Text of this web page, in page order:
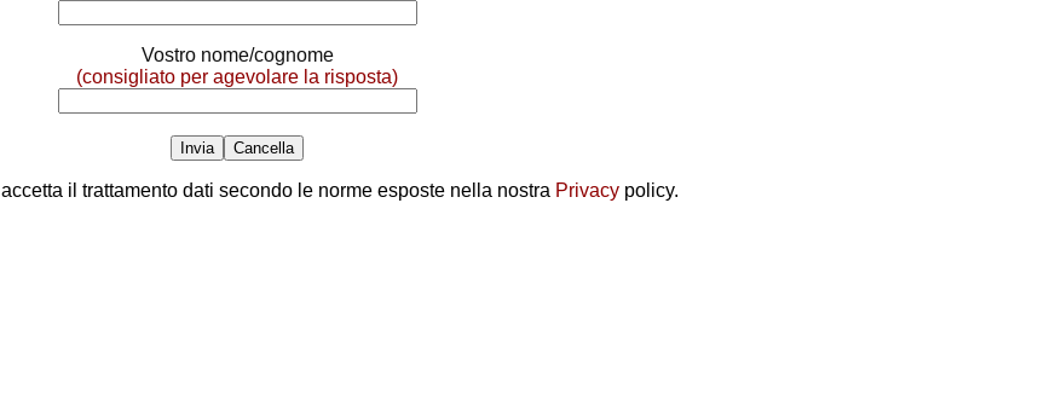
Vostro nome/cognome
(consigliato per agevolare la risposta)
il trattamento dati secondo le norme esposte nella nostra Privacypolicy.